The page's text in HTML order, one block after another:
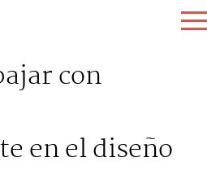
con
en el diseño